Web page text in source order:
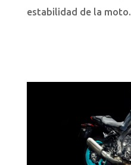
estabilidad de la moto.